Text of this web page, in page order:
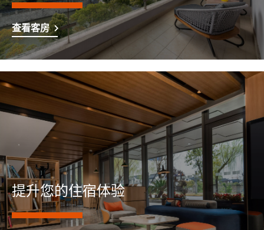
查看客房
提升您的住宿体验